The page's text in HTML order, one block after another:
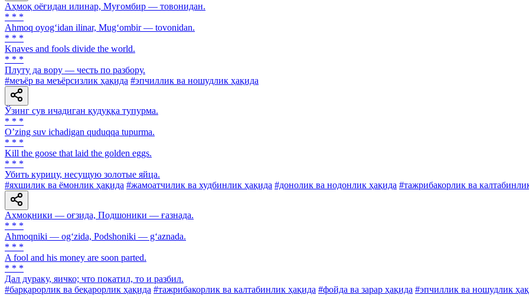
Аҳмоқ оёғидан илинар, Муғомбир — товонидан.
* * *
Ahmoq oyog‘idan ilinar, Mug‘ombir — tovonidan.
* * *
Knaves and fools divide the world.
* * *
Плуту да вору — честь по разбору.
#меъёр ва меъёрсизлик ҳақида #эпчиллик ва ношудлик ҳақида
Ўзинг сув ичадиган қудуққа тупурма.
* * *
Oʼzing suv ichadigan quduqqa tupurma.
* * *
Kill the goose that laid the golden eggs.
* * *
Убить курицу, несущую золотые яйца.
#яхшилик ва ёмонлик ҳақида #жамоатчилик ва худбинлик ҳақида #донолик ва нодонлик ҳақида #тажрибакорлик ва
Аҳмоқники — оғзида, Подшоники — ғазнада.
* * *
Ahmoqniki — og‘zida, Podshoniki — g‘aznada.
* * *
A fool and his money are soon parted.
* * *
Дал дураку, яичко; что покатил, то и разбил.
#барқарорлик ва беқарорлик ҳақида #тажрибакорлик ва калтабинлик ҳақида #фойда ва зарар ҳақида #эпчиллик ва ношудлик